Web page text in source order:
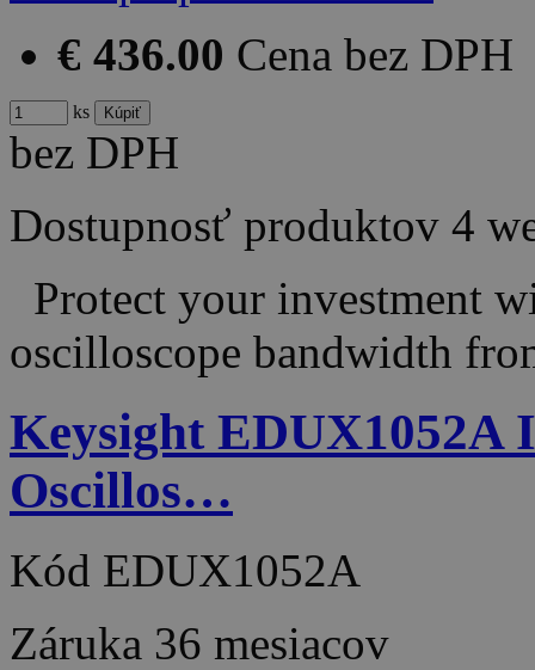
€ 436.00 Cena bez DPH
ks
bez DPH
Dostupnosť produktov 4
Protect your investment
oscilloscope bandwidth
Keysight EDUX1052A
Oscillos…
Kód EDUX1052A
Záruka 36 mesiacov